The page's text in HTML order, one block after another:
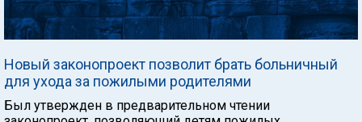
Новый законопроект позволит брать больничный
для ухода за пожилыми родителями
Был утвержден в предварительном чтении